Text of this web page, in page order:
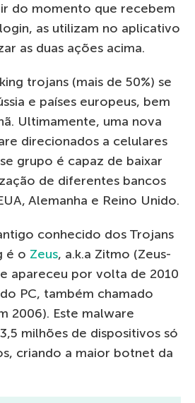
do momento que recebem
as utilizam no aplicativo
as duas ações acima.
trojans (mais de 50%) se
e países europeus, bem
Ultimamente, uma nova
direcionados a celulares
grupo é capaz de baixar
de diferentes bancos
Alemanha e Reino Unido.
conhecido dos Trojans
é o Zeus, a.k.a Zitmo (Zeus-
apareceu por volta de 2010
PC, também chamado
2006). Este malware
milhões de dispositivos só
criando a maior botnet da